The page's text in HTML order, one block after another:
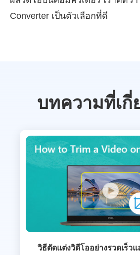
Converter เป็นตัวเลือกที่ดี
บทความที่เกี่
วิธีตัดแต่งวิดีโออย่างรวดเร็ว